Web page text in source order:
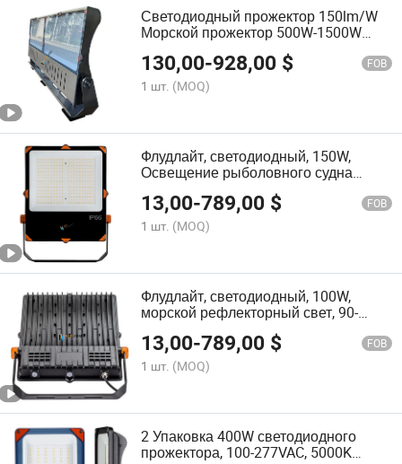
Светодиодный прожектор 150lm/W
Морской прожектор 500W-1500W
130,00-928,00 $ FOB
1 шт. (MOQ)
Флудлайт, светодиодный, 150W,
Освещение рыболовного судна
5000K, 24VDC, 8 Угол, морской
поисковый фонарь
13,00-789,00 $ FOB
1 шт. (MOQ)
Флудлайт, светодиодный, 100W,
морской рефлекторный свет, 90-
305VAC, 90 градус, диммируемый
свет
13,00-789,00 $ FOB
1 шт. (MOQ)
2 Упаковка 400W светодиодного
прожектора, 100-277VAC, 5000K